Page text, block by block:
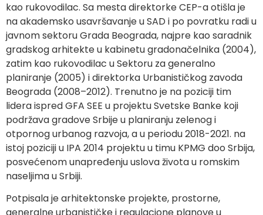
kao rukovodilac. Sa mesta direktorke CEP-a otišla je
na akademsko usavršavanje u SAD i po povratku radi u
javnom sektoru Grada Beograda, najpre kao saradnik
gradskog arhitekte u kabinetu gradonačelnika (2004),
zatim kao rukovodilac u Sektoru za generalno
planiranje (2005) i direktorka Urbanističkog zavoda
Beograda (2008–2012). Trenutno je na poziciji tim
lidera ispred GFA SEE u projektu Svetske Banke koji
podržava gradove Srbije u planiranju zelenog i
otpornog urbanog razvoja, a u periodu 2018-2021. na
istoj poziciji u IPA 2014 projektu u timu KPMG doo Srbija,
posvećenom unapređenju uslova života u romskim
naseljima u Srbiji.
Potpisala je arhitektonske projekte, prostorne,